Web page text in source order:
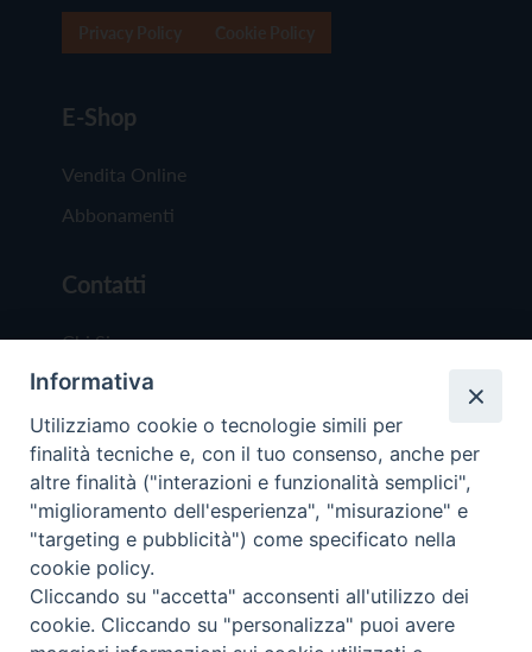
E-Shop
Vendita Online
Abbonamenti
Contatti
Chi Siamo
Redazione
Scrivici
Copyright © 2019 - Tutti i diritti riservati - Vita
Trentina Editrice
Informativa
Utilizziamo cookie o tecnologie simili per
finalità tecniche e, con il tuo consenso, anche per
altre finalità ("interazioni e funzionalità semplici",
"miglioramento dell'esperienza", "misurazione" e
"targeting e pubblicità") come specificato nella
cookie policy.
Cliccando su "accetta" acconsenti all'utilizzo dei
cookie. Cliccando su "personalizza" puoi avere